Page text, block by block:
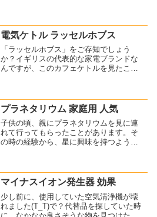
していますね。子どもの評判...
電気ケトル ラッセルホブス
「ラッセルホブス」をご存知でしょう
か？イギリスの代表的な家電ブランドな
んですが、このカフェケトルを見たこと
ルですが、実はもう1台購...
プラネタリウム 家庭用 人気
子供の頃、親にプラネタリウムを見に連
れて行ってもらったことがあります。そ
の時の経験から、星に興味を持つように
すが、コロナで延び延びに・・・で？自
宅でプラネタリウムを見る...
マイナスイオン発生器 効果
少し前に、使用していた空気清浄機が壊
れました(T_T)で？代替品を探していた時